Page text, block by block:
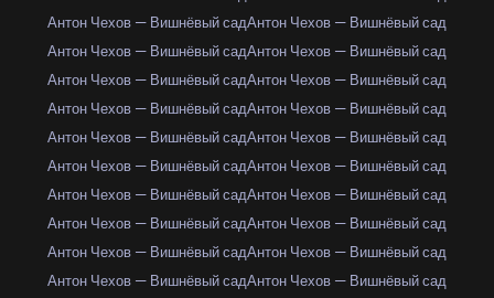
Антон Чехов — Вишнёвый садАнтон Чехов — Вишнёвый сад
Антон Чехов — Вишнёвый садАнтон Чехов — Вишнёвый сад
Антон Чехов — Вишнёвый садАнтон Чехов — Вишнёвый сад
Антон Чехов — Вишнёвый садАнтон Чехов — Вишнёвый сад
Антон Чехов — Вишнёвый садАнтон Чехов — Вишнёвый сад
Антон Чехов — Вишнёвый садАнтон Чехов — Вишнёвый сад
Антон Чехов — Вишнёвый садАнтон Чехов — Вишнёвый сад
Антон Чехов — Вишнёвый садАнтон Чехов — Вишнёвый сад
Антон Чехов — Вишнёвый садАнтон Чехов — Вишнёвый сад
Антон Чехов — Вишнёвый садАнтон Чехов — Вишнёвый сад